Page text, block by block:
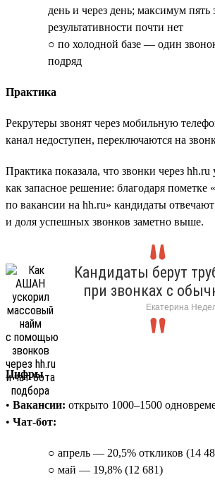
день и через день; максимум пять
результативности почти нет
○ по холодной базе — один
подряд
Практика
Рекрутеры звонят через мобильную
канал недоступен, переключаются на
Практика показала, что звонки через
как запасное решение: благодаря пометке
по вакансии на hh.ru» кандидаты
и доля успешных звонков заметно выше.
Кандидаты берут
при звонках с
Екатерина
Цифры
• Вакансии: открыто 1000–1500
• Чат-бот:
○ апрель — 20,5% откликов (14
○ май — 19,8% (12 681)